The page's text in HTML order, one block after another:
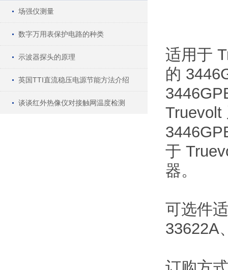
场强仪测量
数字万用表保护电路的种类
示波器探头的原理
英国TTI直流稳压电源节能方法介绍
谈谈红外热像仪对接触网温度检测
适用于
的
Truevolt
于
器。
可选件
33622A